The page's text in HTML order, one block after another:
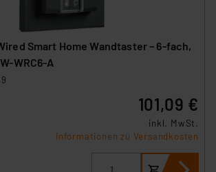
Smart Home Wandtaster – 6-fach,
WRC6-A
101,09 €
inkl. MwSt.
Informationen zu Versandkosten